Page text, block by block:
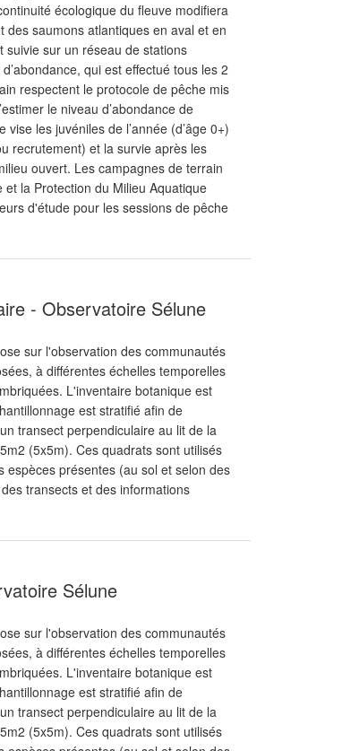
écologique du fleuve modifiera
saumons atlantiques en aval et en
sur un réseau de stations
qui est effectué tous les 2
respectent le protocole de pêche mis
le niveau d’abondance de
les juvéniles de l’année (d’âge 0+)
recrutement) et la survie après les
ouvert. Les campagnes de terrain
la Protection du Milieu Aquatique
d'étude pour les sessions de pêche
- Observatoire Sélune
sur l'observation des communautés
à différentes échelles temporelles
L'inventaire botanique est
est stratifié afin de
transect perpendiculaire au lit de la
(5x5m). Ces quadrats sont utilisés
présentes (au sol et selon des
transects et des informations
Sélune
sur l'observation des communautés
à différentes échelles temporelles
L'inventaire botanique est
est stratifié afin de
transect perpendiculaire au lit de la
(5x5m). Ces quadrats sont utilisés